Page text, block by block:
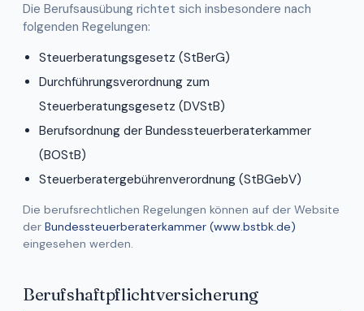
Die Berufsausübung richtet sich insbesondere nach
folgenden Regelungen:
Steuerberatungsgesetz (StBerG)
Durchführungsverordnung zum
Steuerberatungsgesetz (DVStB)
Berufsordnung der Bundessteuerberaterkammer
(BOStB)
Steuerberatergebührenverordnung (StBGebV)
Die berufsrechtlichen Regelungen können auf der Website
der Bundessteuerberaterkammer (www.bstbk.de)
eingesehen werden.
Berufshaftpflichtversicherung